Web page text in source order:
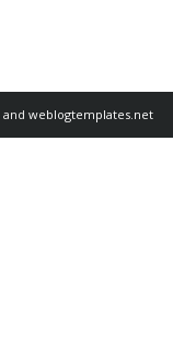
and weblogtemplates.net